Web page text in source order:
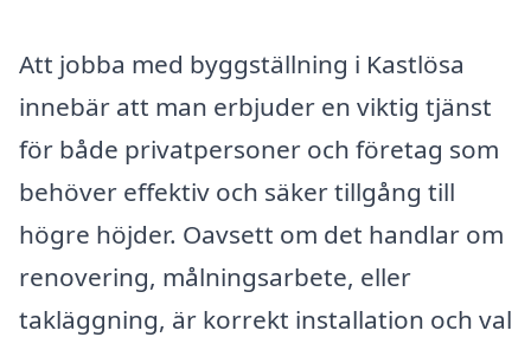
Att jobba med byggställning i Kastlösa
innebär att man erbjuder en viktig tjänst
för både privatpersoner och företag som
behöver effektiv och säker tillgång till
högre höjder. Oavsett om det handlar om
renovering, målningsarbete, eller
takläggning, är korrekt installation och val